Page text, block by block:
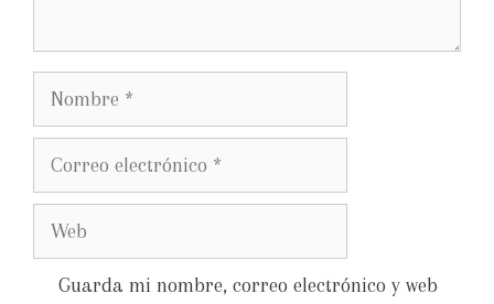
Guarda mi nombre, correo electrónico y web